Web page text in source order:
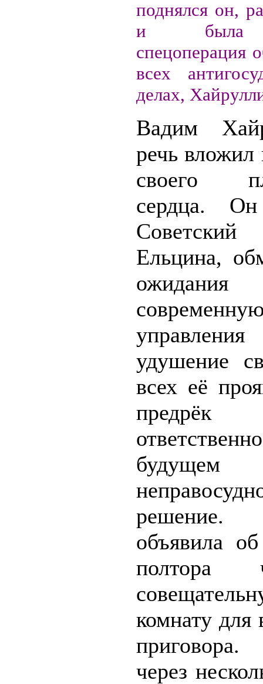
поднялся он,
и была
спецоперация
всех
делах,
Вадим
речь вложил
своего
сердца.
Ельцина,
ожидания
удушение
всех её
объявила
комнату для
через